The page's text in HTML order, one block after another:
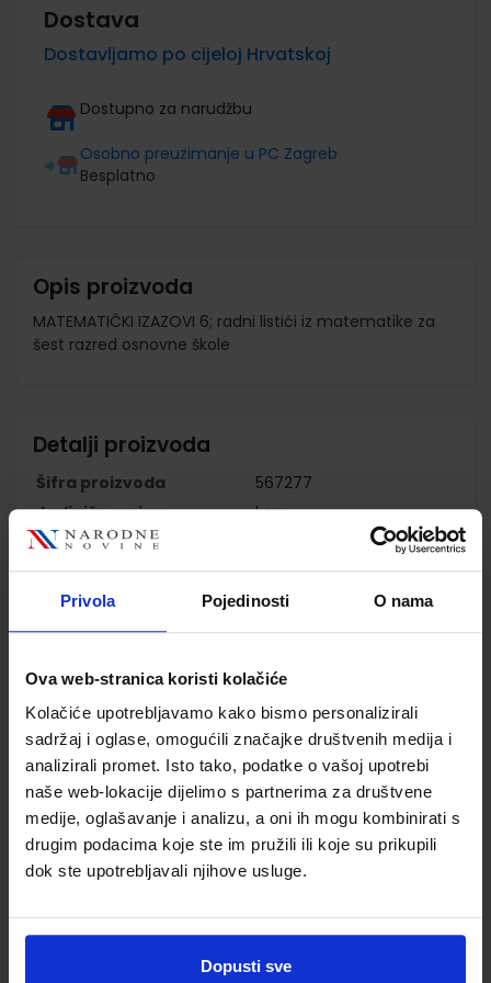
Privola Pojedinosti O nama
Ova web-stranica koristi kolačiće
Kolačiće upotrebljavamo kako bismo personalizirali
sadržaj i oglase, omogućili značajke društvenih medija i
analizirali promet. Isto tako, podatke o vašoj upotrebi
naše web-lokacije dijelimo s partnerima za društvene
medije, oglašavanje i analizu, a oni ih mogu kombinirati s
drugim podacima koje ste im pružili ili koje su prikupili
dok ste upotrebljavali njihove usluge.
Dopusti sve
Dostava
Dostavljamo po cijeloj Hrvatskoj
Dostupno za narudžbu
Osobno preuzimanje u PC Zagreb
Besplatno
Opis proizvoda
MATEMATIČKI IZAZOVI 6; radni listići iz matematike za
šest razred osnovne škole
Detalji proizvoda
Šifra proizvoda
567277
Jedinična mjera
kom
Nakladnik
Autor
Gordana Paić Željko
Bošnjak
Vrsta škole
1 OSNOVNA
Nastavni predmet
MATEMATIKA
Reg br min
6525-DOM